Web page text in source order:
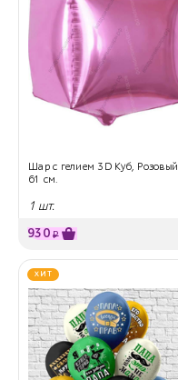
Шар с гелием 3D Куб, Розовый,
61 см.
1 шт.
930 ₽
ХИТ